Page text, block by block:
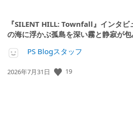
『SILENT HILL: Townfall』インタビ
の海に浮かぶ孤島を深い霧と静寂が
PS Blogスタッフ
公
2026年7月31日 19